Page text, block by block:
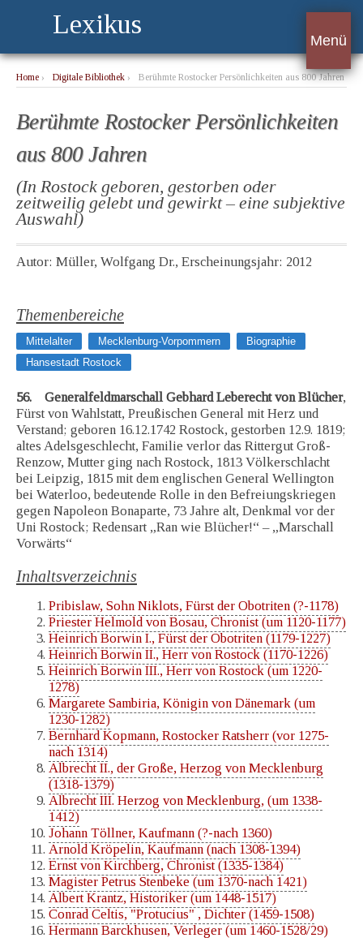
Lexikus
Menü
Home › Digitale Bibliothek › Berühmte Rostocker Persönlichkeiten aus 800 Jahren
Berühmte Rostocker Persönlichkeiten
aus 800 Jahren
(In Rostock geboren, gestorben oder
zeitweilig gelebt und gewirkt – eine subjektive
Auswahl)
Autor: Müller, Wolfgang Dr., Erscheinungsjahr: 2012
Themenbereiche
Mittelalter Mecklenburg-Vorpommern
Biographie
Hansestadt Rostock
56. Generalfeldmarschall Gebhard Leberecht von Blücher,
Fürst von Wahlstatt, Preußischen General mit Herz und
Verstand; geboren 16.12.1742 Rostock, gestorben 12.9. 1819;
altes Adelsgeschlecht, Familie verlor das Rittergut Groß-
Renzow, Mutter ging nach Rostock, 1813 Völkerschlacht
bei Leipzig, 1815 mit dem englischen General Wellington
bei Waterloo, bedeutende Rolle in den Befreiungskriegen
gegen Napoleon Bonaparte, 73 Jahre alt, Denkmal vor der
Uni Rostock; Redensart „Ran wie Blücher!“ – „Marschall
Vorwärts“
Inhaltsverzeichnis
Pribislaw, Sohn Niklots, Fürst der Obotriten (?-1178)
Priester Helmold von Bosau, Chronist (um 1120-1177)
Heinrich Borwin I., Fürst der Obotriten (1179-1227)
Heinrich Borwin II., Herr von Rostock (1170-1226)
Heinrich Borwin III., Herr von Rostock (um 1220-
1278)
Margarete Sambiria, Königin von Dänemark (um
1230-1282)
Bernhard Kopmann, Rostocker Ratsherr (vor 1275-
nach 1314)
Albrecht II., der Große, Herzog von Mecklenburg
(1318-1379)
Albrecht III. Herzog von Mecklenburg, (um 1338-
1412)
Johann Töllner, Kaufmann (?-nach 1360)
Arnold Kröpelin, Kaufmann (nach 1308-1394)
Ernst von Kirchberg, Chronist (1335-1384)
Magister Petrus Stenbeke (um 1370-nach 1421)
Albert Krantz, Historiker (um 1448-1517)
Conrad Celtis, "Protucius" , Dichter (1459-1508)
Hermann Barckhusen, Verleger (um 1460-1528/29)